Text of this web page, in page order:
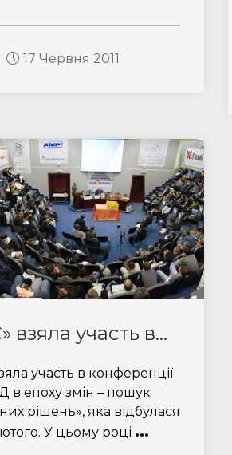
17 Червня 2011
взяла участь в...
участь в конференції
в епоху змін – пошук
рішень», яка відбулася
У цьому році ...